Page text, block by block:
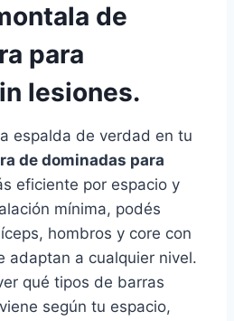
de
para
lesiones.
espalda de verdad en tu
de dominadas para
eficiente por espacio y
mínima, podés
hombros y core con
adaptan a cualquier nivel.
qué tipos de barras
según tu espacio,